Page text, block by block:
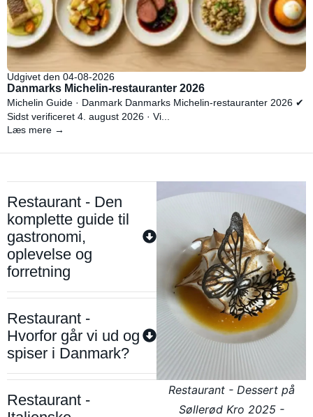
Udgivet den 04-08-2026
Danmarks Michelin-restauranter 2026
Michelin Guide · Danmark Danmarks Michelin-restauranter 2026 ✔
Sidst verificeret 4. august 2026 · Vi...
Læs mere →
Restaurant - Den
komplette guide til
gastronomi,
oplevelse og
forretning
Restaurant -
Hvorfor går vi ud og
spiser i Danmark?
Restaurant -
Restaurant - Dessert på
Søllerød Kro 2025 -